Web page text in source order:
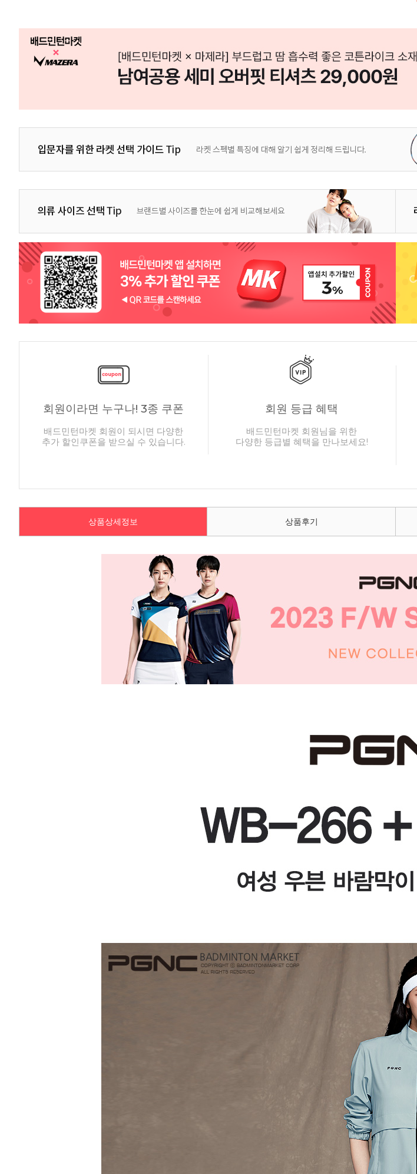
회원이라면 누구나! 3종 쿠폰
배드민턴마켓 회원이 되시면 다양한
추가 할인쿠폰을 받으실 수 있습니다.
회원 등급 혜택
배드민턴마켓 회원님을 위한
다양한 등급별 혜택을 만나보세요!
상품상세정보 상품후기